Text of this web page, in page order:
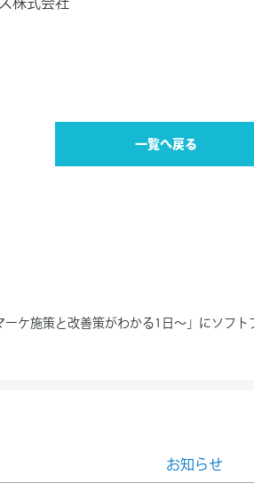
一覧へ戻る
ーケ施策と改善策がわかる1日～」にソフト
お知らせ